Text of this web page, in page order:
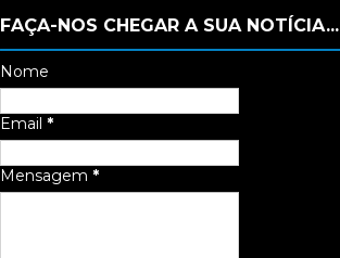
FAÇA-NOS CHEGAR A SUA NOTÍCIA...
Nome
Email *
Mensagem *